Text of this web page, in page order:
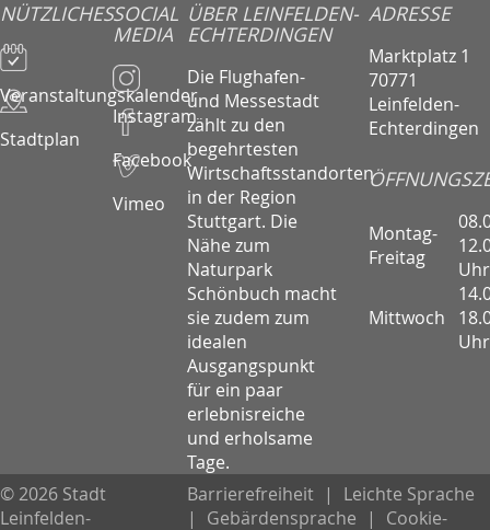
NÜTZLICHES
Veranstaltungskalender
Stadtplan
SOCIAL
MEDIA
Instagram
Facebook
Vimeo
ÜBER LEINFELDEN-
ECHTERDINGEN
Die Flughafen-
und Messestadt
zählt zu den
begehrtesten
Wirtschaftsstandorten
in der Region
Stuttgart. Die
Nähe zum
Naturpark
Schönbuch macht
sie zudem zum
idealen
Ausgangspunkt
für ein paar
erlebnisreiche
und erholsame
Tage.
ADRESSE
Marktplatz 1
70771
Leinfelden-
Echterdingen
Montag-
Freitag
Uhr
Mittwoch
Uhr
© 2026 Stadt
Leinfelden-
Barrierefreiheit |
Leichte Sprache
|
Gebärdensprache |
Cookie-